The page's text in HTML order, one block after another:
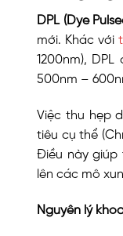
DPL (Dye
mới. Khác với
1200nm),
500nm –
Việc thu hẹp
tiêu cụ thể
Điều này giúp
lên các mô
Nguyên lý